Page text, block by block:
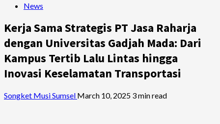
News
Kerja Sama Strategis PT Jasa Raharja
dengan Universitas Gadjah Mada: Dari
Kampus Tertib Lalu Lintas hingga
Inovasi Keselamatan Transportasi
Songket Musi Sumsel March 10, 2025 3 min read